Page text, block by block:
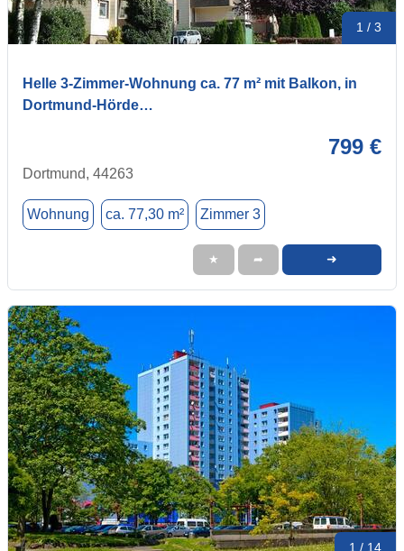
1 / 3
Helle 3-Zimmer-Wohnung ca. 77 m² mit Balkon, in
Dortmund-Hörde…
799 €
Dortmund, 44263
Wohnung ca. 77,30 m² Zimmer 3
★ ➦ ➜
1 / 14